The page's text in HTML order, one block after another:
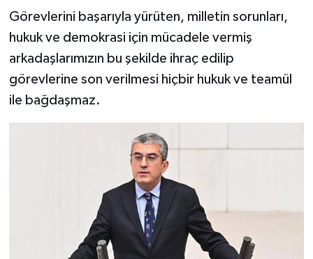
Görevlerini başarıyla yürüten, milletin sorunları,
hukuk ve demokrasi için mücadele vermiş
arkadaşlarımızın bu şekilde ihraç edilip
görevlerine son verilmesi hiçbir hukuk ve teamül
ile bağdaşmaz.